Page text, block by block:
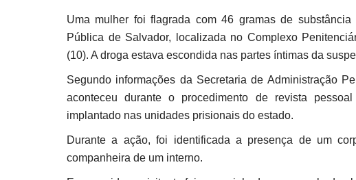
Uma mulher foi flagrada com 46 gramas de
Pública de Salvador, localizada no Complexo
(10). A droga estava escondida nas partes íntimas da
Segundo informações da Secretaria de Administração
aconteceu durante o procedimento de revista
implantado nas unidades prisionais do estado.
Durante a ação, foi identificada a presença de um
companheira de um interno.